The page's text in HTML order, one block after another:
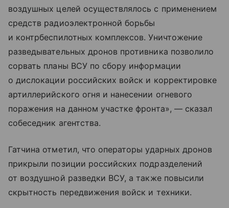
воздушных целей осуществлялось с применением
средств радиоэлектронной борьбы
и контрбеспилотных комплексов. Уничтожение
разведывательных дронов противника позволило
сорвать планы ВСУ по сбору информации
о дислокации российских войск и корректировке
артиллерийского огня и нанесении огневого
поражения на данном участке фронта», — сказал
собеседник агентства.
Гатчина отметил, что операторы ударных дронов
прикрыли позиции российских подразделений
от воздушной разведки ВСУ, а также повысили
скрытность передвижения войск и техники.